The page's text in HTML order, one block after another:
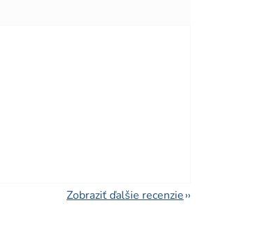
Zobraziť ďalšie recenzie